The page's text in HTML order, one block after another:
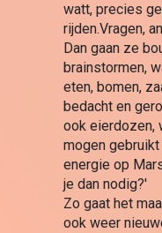
watt, precies
rijden.Vragen,
Dan gaan ze
brainstormen,
eten, bomen,
bedacht en
ook eierdozen,
mogen gebruikt
energie op
je dan nodig?'
Zo gaat het
ook weer